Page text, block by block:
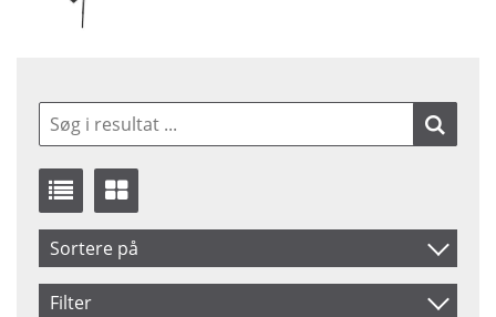
Sortere på
Navn
Filter